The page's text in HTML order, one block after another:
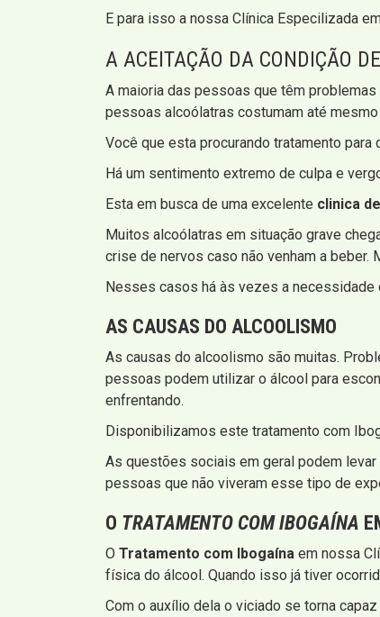
E para isso a nossa Clínica Especilizada
A ACEITAÇÃO DA CONDIÇÃO
A maioria das pessoas que têm
pessoas alcoólatras costumam até
Você que esta procurando tratamento
Há um sentimento extremo de culpa e
Esta em busca de uma excelente clinica
Muitos alcoólatras em situação grave
crise de nervos caso não venham a beber.
Nesses casos há às vezes a necessidade
AS CAUSAS DO ALCOOLISMO
As causas do alcoolismo são muitas.
pessoas podem utilizar o álcool para
enfrentando.
Disponibilizamos este tratamento com
As questões sociais em geral podem
pessoas que não viveram esse tipo de
O TRATAMENTO COM IBOGAÍNA
O Tratamento com Ibogaína em nossa
física do álcool. Quando isso já tiver
Com o auxílio dela o viciado se torna